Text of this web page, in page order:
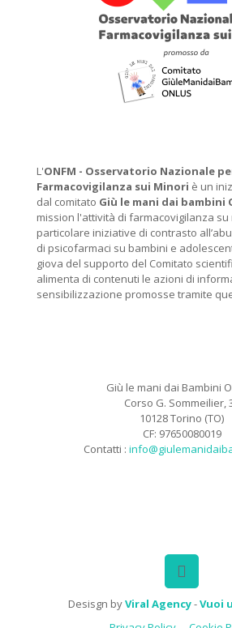
L'ONFM - Osservatorio Nazionale
Farmacovigilanza sui Minori è un
dal comitato Giù le mani dai bambini
mission l'attività di farmacovigilanza su
particolare iniziative di contrasto
di psicofarmaci su bambini e
giova del supporto del Comitato
alimenta di contenuti le azioni di
sensibilizzazione promosse tramite
Giù le mani dai Bambini
Corso G. Sommeilier,
10128 Torino (TO)
CF: 97650080019
Contatti :
Desisgn byViral Agency-Vuoi